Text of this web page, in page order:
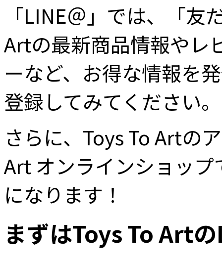
「LINE＠」では、「
Artの最新商品情報やレ
ーなど、お得な情報を
登録してみてください。
さらに、Toys To Artの
Art オンラインショッ
になります！
まずはToys To Art